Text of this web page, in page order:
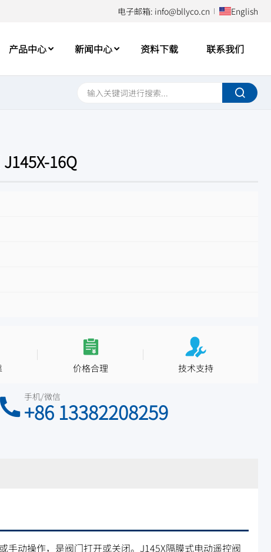
电子邮箱: info@bllyco.cn English
产品中心 新闻中心 资料下载 联系我们
16Q
价格合理 技术支持
手机/微信
+86 13382208259
手动操作，是阀门打开或关闭。J145X隔膜式电动遥控阀